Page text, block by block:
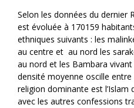
Selon les données du dernier
est évoluée à 170159
ethniques suivants : les
au centre et au nord les
au nord et les Bambara
densité moyenne oscille
religion dominante est
avec les autres confessions